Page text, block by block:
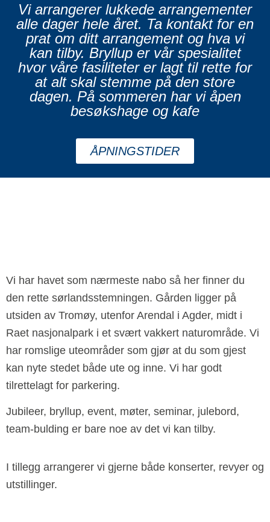
Vi arrangerer lukkede arrangementer
alle dager hele året. Ta kontakt for en
prat om ditt arrangement og hva vi
kan tilby. Bryllup er vår spesialitet
hvor våre fasiliteter er lagt til rette for
at alt skal stemme på den store
dagen. På sommeren har vi åpen
besøkshage og kafe
ÅPNINGSTIDER
Vi har havet som nærmeste nabo så her finner du
den rette sørlandsstemningen. Gården ligger på
utsiden av Tromøy, utenfor Arendal i Agder, midt i
Raet nasjonalpark i et svært vakkert naturområde. Vi
har romslige uteområder som gjør at du som gjest
kan nyte stedet både ute og inne. Vi har godt
tilrettelagt for parkering.
Jubileer, bryllup, event, møter, seminar, julebord,
team-bulding er bare noe av det vi kan tilby.
I tillegg arrangerer vi gjerne både konserter, revyer og
utstillinger.